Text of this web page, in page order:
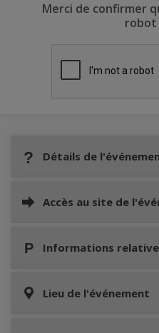
Merci de confirmer
robot
Détails de
Accès au site de
Informations
Lieu de l'événement